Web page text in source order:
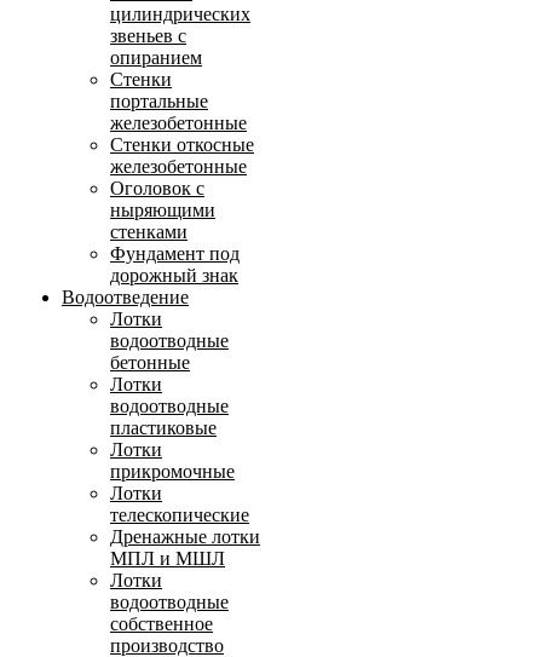
цилиндрических
звеньев с
опиранием
Стенки
портальные
железобетонные
Стенки откосные
железобетонные
Оголовок с
ныряющими
стенками
Фундамент под
дорожный знак
Водоотведение
Лотки
водоотводные
бетонные
Лотки
водоотводные
пластиковые
Лотки
прикромочные
Лотки
телескопические
Дренажные лотки
МПЛ и МШЛ
Лотки
водоотводные
собственное
производство